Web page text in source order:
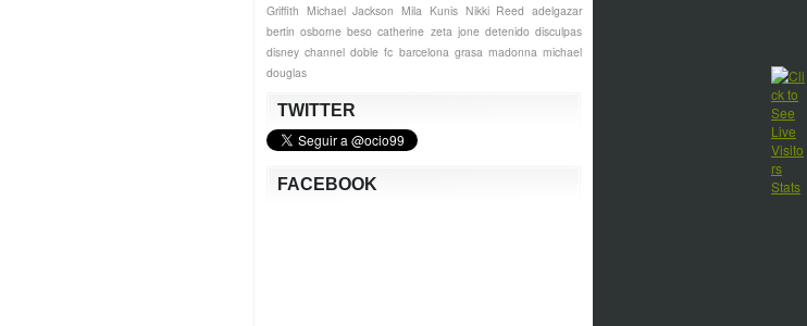
Griffith Michael Jackson Mila Kunis Nikki Reed adelgazar
bertin osborne beso catherine zeta jone detenido disculpas
disney channel doble fc barcelona grasa madonna michael
douglas
TWITTER
FACEBOOK